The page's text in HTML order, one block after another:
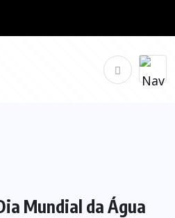
Mundial da Água